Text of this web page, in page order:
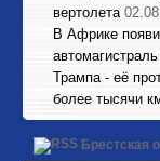
вертолета
В Африке
Трампа - её
более тысячи
Брестская